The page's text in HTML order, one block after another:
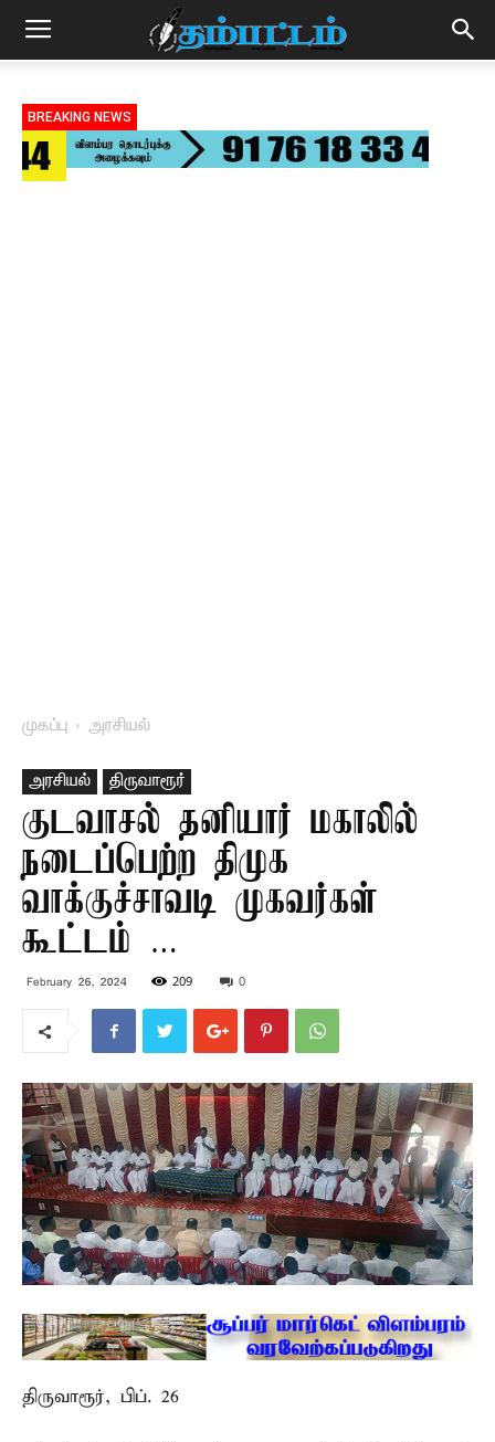
BREAKING NEWS
முகப்பு அரசியல்
அரசியல் திருவாரூர்
குடவாசல் தனியார் மகாலில்
நடைப்பெற்ற திமுக
வாக்குச்சாவடி முகவர்கள்
கூட்டம் …
February 26, 2024 209 0
திருவாரூர், பிப். 26 –